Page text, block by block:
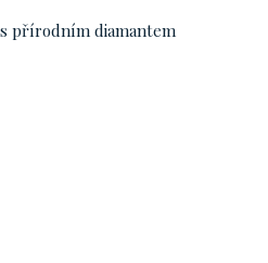
přírodním diamantem